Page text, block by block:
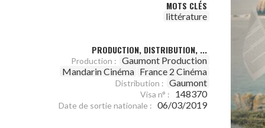
MOTS CLÉS
littérature
PRODUCTION, DISTRIBUTION, ...
Production : Gaumont Production
Mandarin Cinéma France 2 Cinéma
Distribution : Gaumont
Visa n° : 148370
Date de sortie nationale : 06/03/2019